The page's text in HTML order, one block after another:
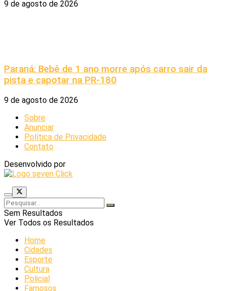
9 de agosto de 2026
Paraná: Bebê de 1 ano morre após carro sair da
pista e capotar na PR-180
9 de agosto de 2026
Sobre
Anunciar
Política de Privacidade
Contato
Desenvolvido por
Sem Resultados
Ver Todos os Resultados
Home
Cidades
Esporte
Cultura
Policial
Famosos